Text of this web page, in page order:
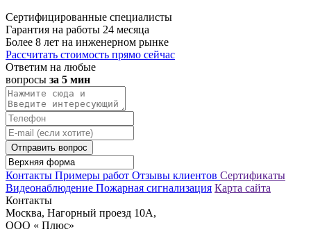
Сертифицированные специалисты
Гарантия на работы 24 месяца
Более 8 лет на инженерном рынке
Рассчитать стоимость прямо сейчас
Ответим на любые
вопросы за 5 мин
Отправить вопрос
Контакты Примеры работ Отзывы клиентов Сертификаты
Видеонаблюдение Пожарная сигнализация Карта сайта
Контакты
Москва, Нагорный проезд 10А,
ООО « Плюс»